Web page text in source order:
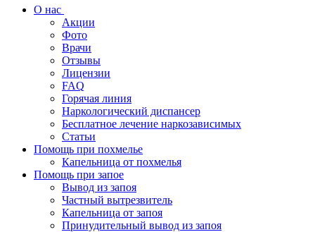
О нас
Акции
Фото
Врачи
Отзывы
Лицензии
FAQ
Горячая линия
Наркологический диспансер
Бесплатное лечение наркозависимых
Статьи
Помощь при похмелье
Капельница от похмелья
Помощь при запое
Вывод из запоя
Частный вытрезвитель
Капельница от запоя
Принудительный вывод из запоя